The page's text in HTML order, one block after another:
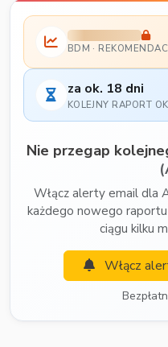
BDM ·
za ok. 18 dni
KOLEJNY RAPORT
Nie przegap
Włącz alerty email dla
każdego nowego
ciągu kilku
Włącz